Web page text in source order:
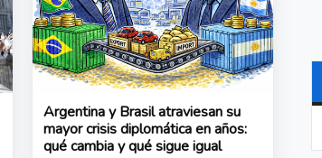
Argentina y Brasil atraviesan su
mayor crisis diplomática en años:
qué cambia y qué sigue igual